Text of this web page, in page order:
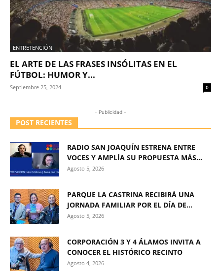
ENTRETENCIÓN
EL ARTE DE LAS FRASES INSÓLITAS EN EL
FÚTBOL: HUMOR Y...
Septiembre 25, 2024 0
- Publicidad -
POST RECIENTES
RADIO SAN JOAQUÍN ESTRENA ENTRE
VOCES Y AMPLÍA SU PROPUESTA MÁS...
Agosto 5, 2026
PARQUE LA CASTRINA RECIBIRÁ UNA
JORNADA FAMILIAR POR EL DÍA DE...
Agosto 5, 2026
CORPORACIÓN 3 Y 4 ÁLAMOS INVITA A
CONOCER EL HISTÓRICO RECINTO
Agosto 4, 2026